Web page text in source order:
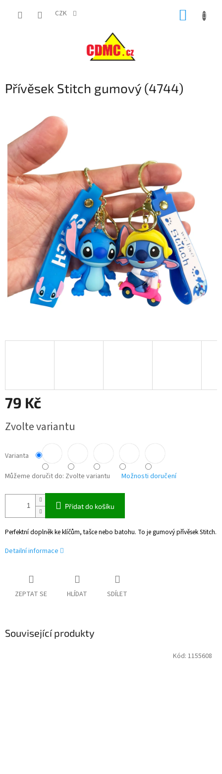
CZK
Přívěsek Stitch gumový (4744)
79 Kč
cena:
Zvolte variantu
Varianta
Můžeme doručit do: Zvolte variantu Možnosti doručení
Přidat do košíku
Perfektní doplněk ke klíčům, tašce nebo batohu. To je gumový přívěsek Stitch.
Detailní informace
ZEPTAT SE HLÍDAT SDÍLET
Související produkty
Kód: 1155608